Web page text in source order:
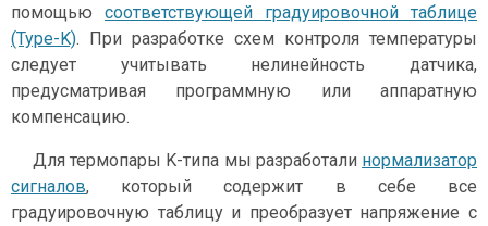
помощью соответствующей градуировочной таблице
(Type-K). При разработке схем контроля температуры
следует учитывать нелинейность датчика,
предусматривая программную или аппаратную
компенсацию.
Для термопары K-типа мы разработали нормализатор
сигналов, который содержит в себе все
градуировочную таблицу и преобразует напряжение с